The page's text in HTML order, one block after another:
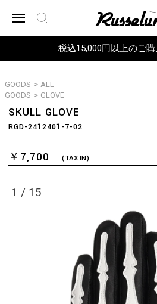
税込15,000円以上のご
GOODS > ALL
GOODS > GLOVE
SKULL GLOVE
RGD-2412401-7-02
￥7,700 (TAX IN)
1 / 15